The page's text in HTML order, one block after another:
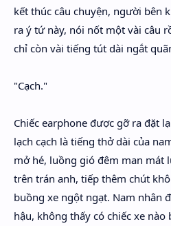
kết thúc câu chuyện, người bên
ra ý tứ này, nói nốt một vài câu
chỉ còn vài tiếng tút dài ngắt
"Cạch."
Chiếc earphone được gỡ ra đặt
lạch cạch là tiếng thở dài của
mở hé, luồng gió đêm man mát
trên trán anh, tiếp thêm chút
buồng xe ngột ngạt. Nam nhân
hậu, không thấy có chiếc xe